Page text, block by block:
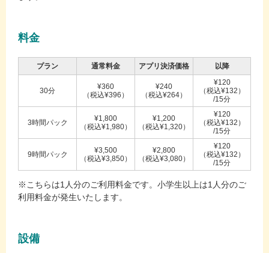
料金
プラン 通常料金 アプリ決済価格 以降
30分
¥360
（税込¥396）
¥240
（税込¥264）
¥120
（税込¥132）
/15分
3時間パック
¥1,800
（税込¥1,980）
¥1,200
（税込¥1,320）
¥120
（税込¥132）
/15分
9時間パック
¥3,500
（税込¥3,850）
¥2,800
（税込¥3,080）
¥120
（税込¥132）
/15分
※こちらは1人分のご利用料金です。小学生以上は1人分のご
利用料金が発生いたします。
設備